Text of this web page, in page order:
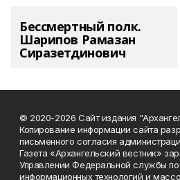
Бессмертный полк.
Шарипов Рамазан
Сиразетдинович
© 2020-2026 Сайт издания
Копирование информации сайта
письменного согласия
Газета «Архангельский вестник»
Управлении Федеральной службы
информационных технологий и